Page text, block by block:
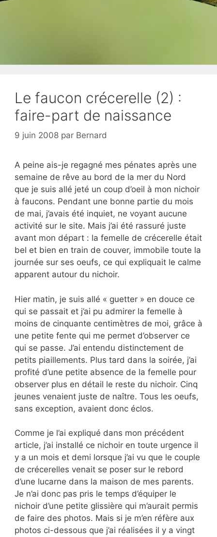
Le faucon crécerelle (2) :
faire-part de naissance
9 juin 2008 par Bernard
A peine ais-je regagné mes pénates après une
semaine de rêve au bord de la mer du Nord
que je suis allé jeté un coup d’oeil à mon nichoir
à faucons. Pendant une bonne partie du mois
de mai, j’avais été inquiet, ne voyant aucune
activité sur le site. Mais j’ai été rassuré juste
avant mon départ : la femelle de crécerelle était
bel et bien en train de couver, immobile toute la
journée sur ses oeufs, ce qui expliquait le calme
apparent autour du nichoir.
Hier matin, je suis allé « guetter » en douce ce
qui se passait et j’ai pu admirer la femelle à
moins de cinquante centimètres de moi, grâce à
une petite fente qui me permet d’observer ce
qui se passe. J’ai entendu distinctement de
petits piaillements. Plus tard dans la soirée, j’ai
profité d’une petite absence de la femelle pour
observer plus en détail le reste du nichoir. Cinq
jeunes venaient juste de naître. Tous les oeufs,
sans exception, avaient donc éclos.
Comme je l’ai expliqué dans mon précédent
article, j’ai installé ce nichoir en toute urgence il
y a un mois et demi lorsque j’ai vu que le couple
de crécerelles venait se poser sur le rebord
d’une lucarne dans la maison de mes parents.
Je n’ai donc pas pris le temps d’équiper le
nichoir d’une petite glissière qui m’aurait permis
de faire des photos. Mais si je m’en réfère aux
photos ci-dessous que j’ai réalisées il y a vingt